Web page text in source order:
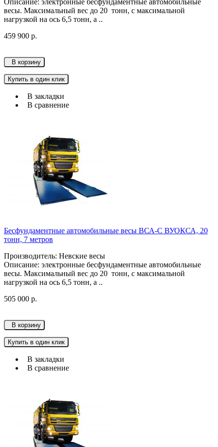
Описание: электронные бесфундаментные автомобильные
весы. Максимальный вес до 20 тонн, с максимальной
нагрузкой на ось 6,5 тонн, а ..
459 900 р.
В корзину
Купить в один клик
В закладки
В сравнение
Бесфундаментные автомобильные весы ВСА-С ВУОКСА, 20
тонн, 7 метров
Производитель: Невские весы
Описание: электронные бесфундаментные автомобильные
весы. Максимальный вес до 20 тонн, с максимальной
нагрузкой на ось 6,5 тонн, а ..
505 000 р.
В корзину
Купить в один клик
В закладки
В сравнение